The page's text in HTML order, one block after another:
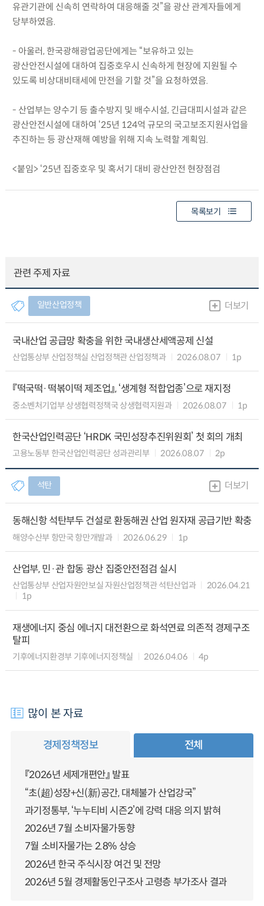
유관기관에 신속히 연락하여 대응해줄 것”을 광산 관계자들에게
당부하였음.
- 아울러, 한국광해광업공단에게는 “보유하고 있는
광산안전시설에 대하여 집중호우시 신속하게 현장에 지원될 수
있도록 비상대비태세에 만전을 기할 것”을 요청하였음.
- 산업부는 양수기 등 출수방지 및 배수시설, 긴급대피시설과 같은
광산안전시설에 대하여 ‘25년 124억 규모의 국고보조지원사업을
추진하는 등 광산재해 예방을 위해 지속 노력할 계획임.
<붙임> ‘25년 집중호우 및 혹서기 대비 광산안전 현장점검
목록보기
관련 주제 자료
일반산업정책 더보기
국내산업 공급망 확충을 위한 국내생산세액공제 신설
산업통상부 산업정책실 산업정책관 산업정책과 2026.08.07 1p
『떡국떡·떡볶이떡 제조업』, ‘생계형 적합업종’으로 재지정
중소벤처기업부 상생협력정책국 상생협력지원과 2026.08.07 1p
한국산업인력공단 ‘HRDK 국민성장추진위원회’ 첫 회의 개최
고용노동부 한국산업인력공단 성과관리부 2026.08.07 2p
석탄 더보기
동해신항 석탄부두 건설로 환동해권 산업 원자재 공급기반 확충
해양수산부 항만국 항만개발과 2026.06.29 1p
산업부, 민·관 합동 광산 집중안전점검 실시
산업통상부 산업자원안보실 자원산업정책관 석탄산업과
2026.04.21
1p
재생에너지 중심 에너지 대전환으로 화석연료 의존적 경제구조
탈피
기후에너지환경부 기후에너지정책실 2026.04.06 4p
많이 본 자료
경제정책정보 전체
『2026년 세제개편안』 발표
“초(超)성장+신(新)공간, 대체불가 산업강국”
과기정통부, ‘누누티비 시즌2’에 강력 대응 의지 밝혀
2026년 7월 소비자물가동향
7월 소비자물가는 2.8% 상승
2026년 한국 주식시장 여건 및 전망
2026년 5월 경제활동인구조사 고령층 부가조사 결과